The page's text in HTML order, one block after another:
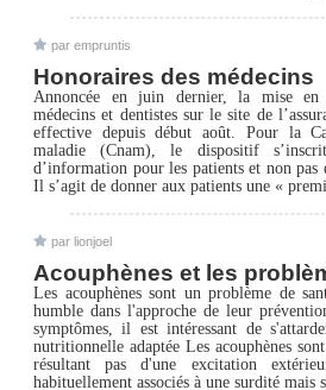
par empruntis
Honoraires des médecins
Annoncée en juin dernier, la mise en
médecins et dentistes sur le site de
effective depuis début août. Pour la
maladie (Cnam), le dispositif
d’information pour les patients et non pas
Il s’agit de donner aux patients une «
par lionjoel
Acouphènes et les
Les acouphènes sont un problème de
humble dans l'approche de leur
symptômes, il est intéressant de
nutritionnelle adaptée Les acouphènes
résultant pas d'une excitation
habituellement associés à une surdité mais